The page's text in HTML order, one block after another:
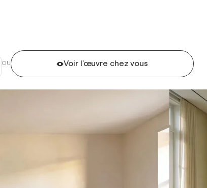
OU Voir l'œuvre chez vous